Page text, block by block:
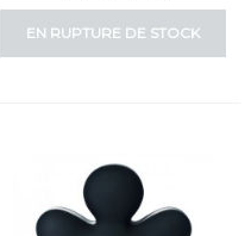
EN RUPTURE DE STOCK